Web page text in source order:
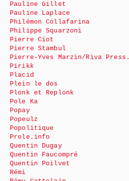
Pauline Gillet
Pauline Laplace
Philémon Collafarina
Philippe Squarzoni
Pierre Ciot
Pierre Stambul
Pierre-Yves Marzin/Riva Press.
Pirikk
Placid
Plein le dos
Plonk et Replonk
Pole Ka
Popay
Popeulz
Popolitique
Prole.info
Quentin Dugay
Quentin Faucompré
Quentin Poilvet
Rémi